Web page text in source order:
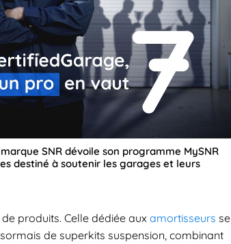
SNR dévoile son programme MySNR
destiné à soutenir les garages et leurs
produits. Celle dédiée aux amortisseurs se
de superkits suspension, combinant